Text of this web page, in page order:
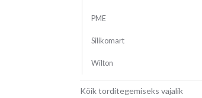
PME
Silikomart
Wilton
Kõik torditegemiseks vajalik